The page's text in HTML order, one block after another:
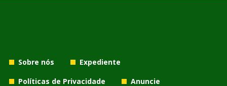
Sobre nós
Expediente
Políticas de Privacidade
Anuncie